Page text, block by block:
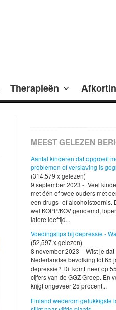
Therapieën
MEEST GELEZEN
Aantal kinderen dat opgroeit
problemen of verslaving is
(314,579 x gelezen)
9 september 2023 - Veel
met één of twee ouders met
een drugs- of alcoholstoornis.
wel KOPP/KOV genoemd,
latere leeftijd...
Voedingstips bij depressie -
(52,597 x gelezen)
8 november 2023 - Wist je
Nederlandse bevolking tot 65
depressie? Dit komt neer op
cijfers van de GGZ Groep. En
krijgt ongeveer 25 procent...
Finland wederom gelukkigste